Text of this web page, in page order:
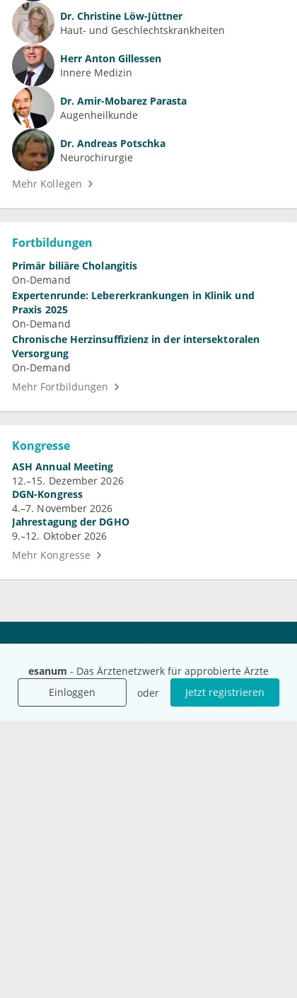
esanum - Das Ärztenetzwerk für approbierte Ärzte
Einloggen
oder Jetzt registrieren
Dr. Christine Löw-Jüttner
Haut- und Geschlechtskrankheiten
Herr Anton Gillessen
Innere Medizin
Dr. Amir-Mobarez Parasta
Augenheilkunde
Dr. Andreas Potschka
Neurochirurgie
Mehr Kollegen
Fortbildungen
Primär biliäre Cholangitis
On-Demand
Expertenrunde: Lebererkrankungen in Klinik und
Praxis 2025
On-Demand
Chronische Herzinsuffizienz in der intersektoralen
Versorgung
On-Demand
Mehr Fortbildungen
Kongresse
ASH Annual Meeting
12.–15. Dezember 2026
DGN-Kongress
4.–7. November 2026
Jahrestagung der DGHO
9.–12. Oktober 2026
Mehr Kongresse
Das sind wir
Für Agenturen
Ihre Fragen
Hilfe